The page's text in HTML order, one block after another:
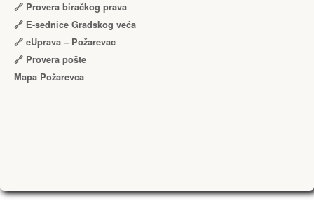
🔗 Provera biračkog prava
🔗 Е-sednice Gradskog veća
🔗 eUprava – Požarevac
🔗 Provera pošte
Mapa Požarevca